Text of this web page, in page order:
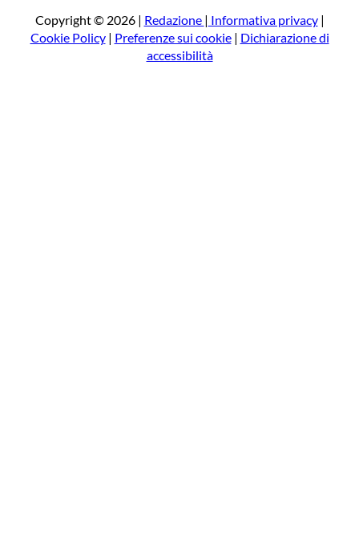
a
Copyright © 2026 | Redazione | Informativa privacy|
Cookie Policy| Preferenze sui cookie| Dichiarazione di
accessibilità